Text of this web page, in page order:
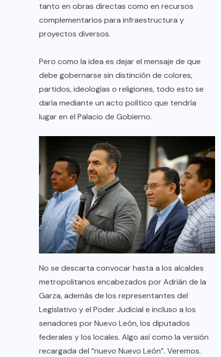
tanto en obras directas como en recursos
complementarios para infraestructura y
proyectos diversos.
Pero como la idea es dejar el mensaje de que
debe gobernarse sin distinción de colores,
partidos, ideologías o religiones, todo esto se
daría mediante un acto político que tendría
lugar en el Palacio de Gobierno.
No se descarta convocar hasta a los alcaldes
metropolitanos encabezados por Adrián de la
Garza, además de los representantes del
Legislativo y el Poder Judicial e incluso a los
senadores por Nuevo León, los diputados
federales y los locales. Algo así como la versión
recargada del “nuevo Nuevo León”. Veremos.